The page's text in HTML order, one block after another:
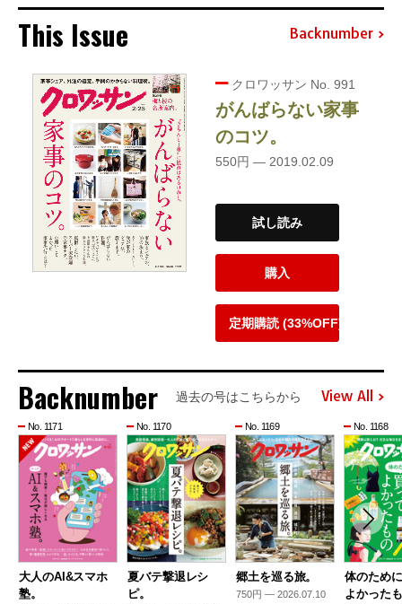
This Issue Backnumber
クロワッサン No. 991
がんばらない家事
のコツ。
550円 — 2019.02.09
試し読み
購入
定期購読 (33%OFF)
Backnumber 過去の号はこちらから View All
No. 1171
大人のAI&スマホ
塾。
No. 1170
夏バテ撃退レシ
ピ。
No. 1169
郷土を巡る旅。
750円 — 2026.07.10
No. 1168
体のため
よかった